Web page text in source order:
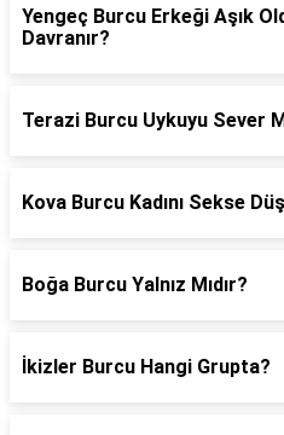
Yengeç Burcu Erkeği Aşık
Davranır?
Terazi Burcu Uykuyu Sever
Kova Burcu Kadını Sekse
Boğa Burcu Yalnız Mıdır?
İkizler Burcu Hangi Grupta?